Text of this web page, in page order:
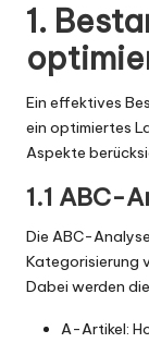
1.
Ein effektives
ein optimiertes
Aspekte
1.1 ABC-
Die ABC-
Kategorisierung
Dabei werden
A-Artikel: